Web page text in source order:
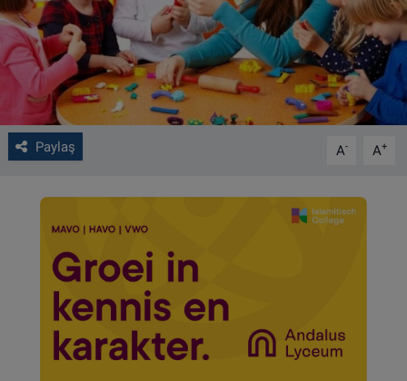
Paylaş A- A+
CONTACT
Çerez Politikası